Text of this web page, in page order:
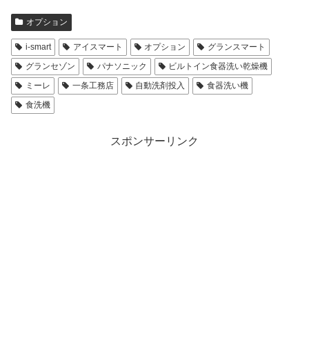
オプション
i-smart アイスマート オプション
グランスマート
グランセゾン
パナソニック
ビルトイン食器洗い乾燥機
ミーレ
一条工務店 自動洗剤投入
食器洗い機
食洗機
スポンサーリンク